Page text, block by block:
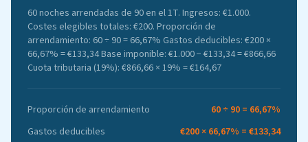
60 noches arrendadas de 90 en el 1T. Ingresos: €1.000.
Costes elegibles totales: €200. Proporción de
arrendamiento: 60 ÷ 90 = 66,67% Gastos deducibles: €200 ×
66,67% = €133,34 Base imponible: €1.000 − €133,34 = €866,66
Cuota tributaria (19%): €866,66 × 19% = €164,67
Proporción de arrendamiento
60 ÷ 90 = 66,67%
Gastos deducibles
€200 × 66,67% = €133,34